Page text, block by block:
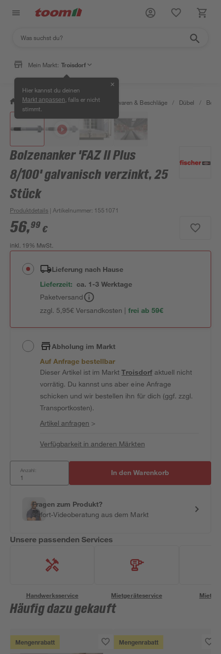
Mein Markt: Troisdorf
Hier kannst du deinen
Markt anpassen , falls er nicht
stimmt.
✕
/ Werkstatt & Maschinen / Eisenwaren & Beschläge / Dübel /
Bolzenanker 'FAZ II Plus
8/100' galvanisch verzinkt, 25
Stück
Produktdetails | Artikelnummer: 1551071
56,99 €
inkl. 19% MwSt.
Lieferung nach Hause
Lieferzeit: ca. 1-3 Werktage
Paketversand
zzgl. 5,95€ Versandkosten | frei ab 59€
Abholung im Markt
Auf Anfrage bestellbar
Dieser Artikel ist im MarktTroisdorfaktuell nicht
vorrätig. Du kannst uns aber eine Anfrage
schicken und wir bestellen ihn für dich (ggf. zzgl.
Transportkosten).
Artikel anfragen >
Verfügbarkeit in anderen Märkten
Anzahl: In den Warenkorb
Fragen zum Produkt?
Sofort-Videoberatung aus dem Markt
Unsere passenden Services
Handwerksservice Mietgeräteservice
Häufig dazu gekauft
Mengenrabatt Mengenrabatt